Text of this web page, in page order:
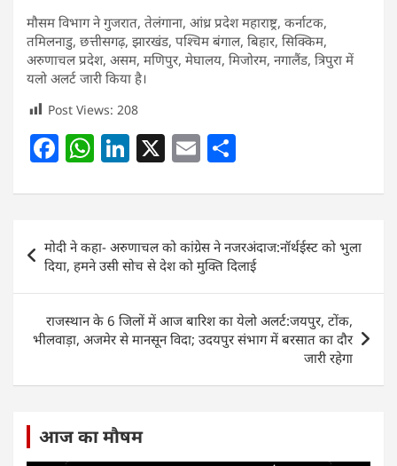
मौसम विभाग ने गुजरात, तेलंगाना, आंध्र प्रदेश महाराष्ट्र, कर्नाटक,
तमिलनाडु, छत्तीसगढ़, झारखंड, पश्चिम बंगाल, बिहार, सिक्किम,
अरुणाचल प्रदेश, असम, मणिपुर, मेघालय, मिजोरम, नगालैंड, त्रिपुरा में
यलो अलर्ट जारी किया है।
Post Views: 208
F
c
e
b
o
o
k
W
at
s
A
p
p
Li
k
e
dI
n
X E
ai
l
ar
e
Post
navigation
मोदी ने कहा- अरुणाचल को कांग्रेस ने नजरअंदाज:नॉर्थईस्ट को भुला
दिया, हमने उसी सोच से देश को मुक्ति दिलाई
राजस्थान के 6 जिलों में आज बारिश का येलो अलर्ट:जयपुर, टोंक,
भीलवाड़ा, अजमेर से मानसून विदा; उदयपुर संभाग में बरसात का दौर
जारी रहेगा
आज का मौषम